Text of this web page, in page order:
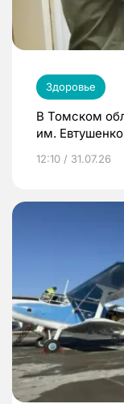
Здоровье
В Томском
им.
12:10 / 31.07.26